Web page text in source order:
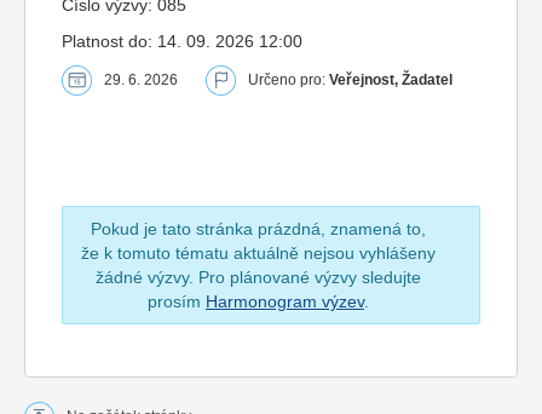
Číslo výzvy: 085
Platnost do: 14. 09. 2026 12:00
29. 6. 2026 Určeno pro: Veřejnost, Žadatel
Pokud je tato stránka prázdná, znamená to,
že k tomuto tématu aktuálně nejsou vyhlášeny
žádné výzvy. Pro plánované výzvy sledujte
prosím Harmonogram výzev.